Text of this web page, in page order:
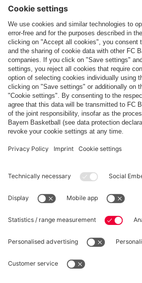
Pagamento e consegna
FC Bayern Store App
RECESSO
Privacy
Impostazioni dei
*Prezzi IVA inclusa e spese di